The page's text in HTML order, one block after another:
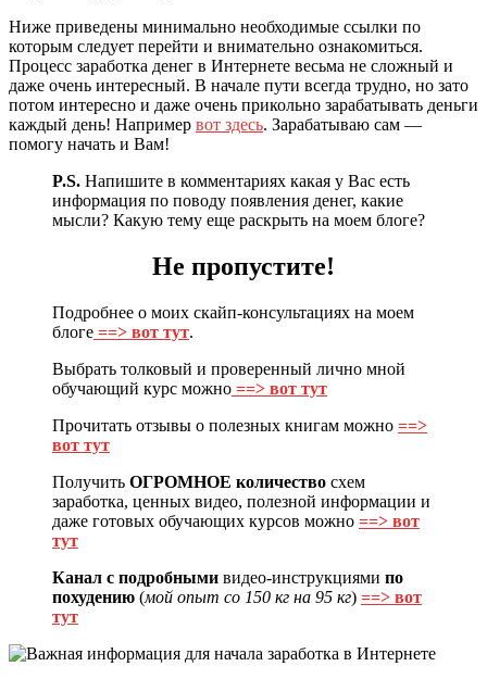
Ниже приведены минимально необходимые ссылки по
которым следует перейти и внимательно ознакомиться.
Процесс заработка денег в Интернете весьма не сложный и
даже очень интересный. В начале пути всегда трудно, но зато
потом интересно и даже очень прикольно зарабатывать деньги
каждый день! Например вот здесь. Зарабатываю сам —
помогу начать и Вам!
P.S. Напишите в комментариях какая у Вас есть
информация по поводу появления денег, какие
мысли? Какую тему еще раскрыть на моем блоге?
Не пропустите!
Подробнее о моих скайп-консультациях на моем
блоге ==> вот тут.
Выбрать толковый и проверенный лично мной
обучающий курс можно ==> вот тут
Прочитать отзывы о полезных книгам можно ==>
вот тут
Получить ОГРОМНОЕ количество схем
заработка, ценных видео, полезной информации и
даже готовых обучающих курсов можно ==> вот
тут
Канал с подробными видео-инструкциями по
похудению (мой опыт со 150 кг на 95 кг) ==> вот
тут